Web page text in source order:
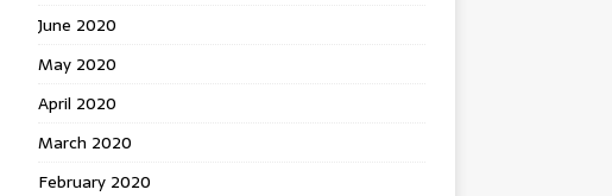
June 2020
May 2020
April 2020
March 2020
February 2020